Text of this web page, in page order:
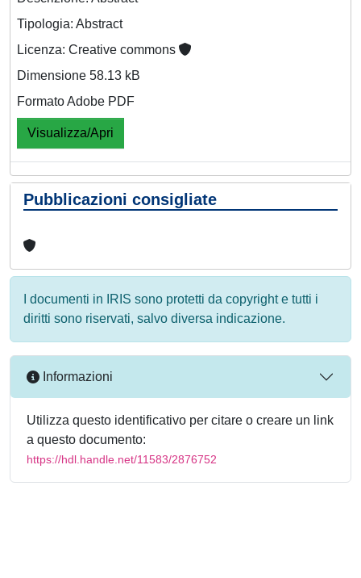
Tipologia: Abstract
Licenza: Creative commons
Dimensione 58.13 kB
Formato Adobe PDF
Visualizza/Apri
Pubblicazioni consigliate
I documenti in IRIS sono protetti da copyright e tutti i
diritti sono riservati, salvo diversa indicazione.
Informazioni
Utilizza questo identificativo per citare o creare un link
a questo documento:
https://hdl.handle.net/11583/2876752